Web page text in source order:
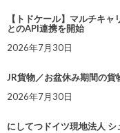
【トドケール】マルチキ
とのAPI連携を開始
2026年7月30日
JR貨物／お盆休み期間の
2026年7月30日
にしてつドイツ現地法人